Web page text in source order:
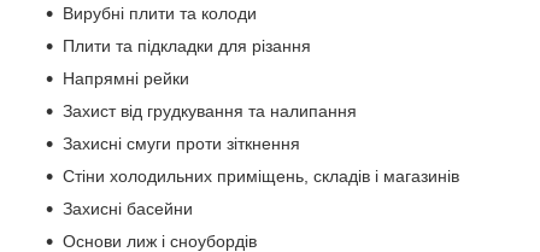
Вирубні плити та колоди
Плити та підкладки для різання
Напрямні рейки
Захист від грудкування та налипання
Захисні смуги проти зіткнення
Стіни холодильних приміщень, складів і магазинів
Захисні басейни
Основи лиж і сноубордів